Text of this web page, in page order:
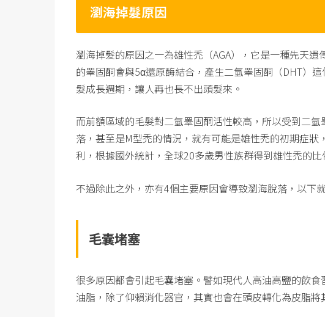
瀏海掉髮原因
瀏海掉髮的原因之一為雄性禿（AGA），它是一種先天
的睪固酮會與5α還原酶結合，產生二氫睪固酮（DHT）
髮成長週期，讓人再也長不出頭髮來。
而前額區域的毛髮對二氫睪固酮活性較高，所以受到二
落，甚至是M型禿的情況，就有可能是雄性禿的初期症
利，根據國外統計，全球20多歲男性族群得到雄性禿的
不過除此之外，亦有4個主要原因會導致瀏海脫落，以下
毛囊堵塞
很多原因都會引起毛囊堵塞。譬如現代人高油高鹽的飲
油脂，除了仰賴消化器官，其實也會在頭皮轉化為皮脂將